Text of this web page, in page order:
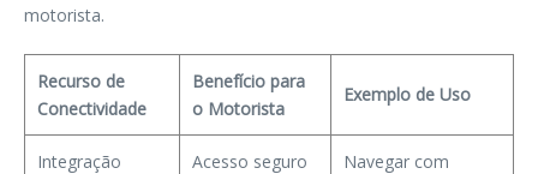
motorista.
Recurso de
Conectividade
Benefício para
o Motorista
Exemplo de Uso
Integração
Acesso seguro
Navegar com